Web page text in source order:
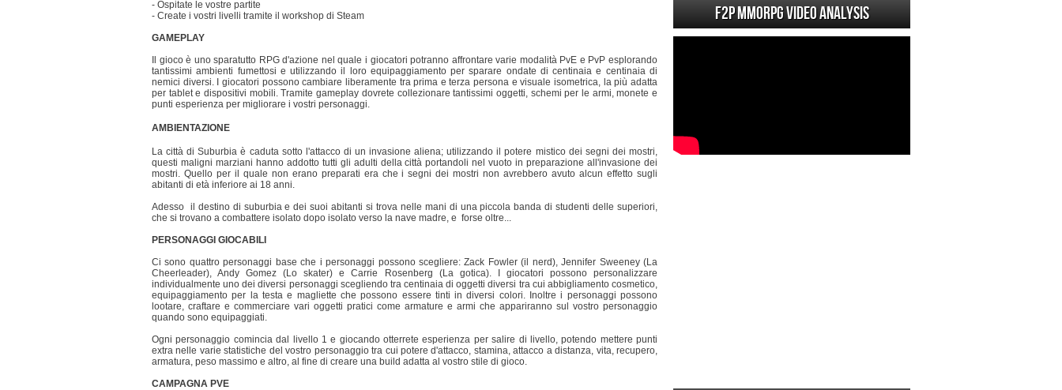
- Ospitate le vostre partite
- Create i vostri livelli tramite il workshop di Steam
GAMEPLAY
Il gioco è uno sparatutto RPG d'azione nel quale i giocatori potranno affrontare varie modalità PvE e PvP esplorando
tantissimi ambienti fumettosi e utilizzando il loro equipaggiamento per sparare ondate di centinaia e centinaia di
nemici diversi. I giocatori possono cambiare liberamente tra prima e terza persona e visuale isometrica, la più adatta
per tablet e dispositivi mobili. Tramite gameplay dovrete collezionare tantissimi oggetti, schemi per le armi, monete e
punti esperienza per migliorare i vostri personaggi.
AMBIENTAZIONE
La città di Suburbia è caduta sotto l'attacco di un invasione aliena; utilizzando il potere mistico dei segni dei mostri,
questi maligni marziani hanno addotto tutti gli adulti della città portandoli nel vuoto in preparazione all'invasione dei
mostri. Quello per il quale non erano preparati era che i segni dei mostri non avrebbero avuto alcun effetto sugli
abitanti di età inferiore ai 18 anni.
Adesso il destino di suburbia e dei suoi abitanti si trova nelle mani di una piccola banda di studenti delle superiori,
che si trovano a combattere isolato dopo isolato verso la nave madre, e forse oltre...
PERSONAGGI GIOCABILI
Ci sono quattro personaggi base che i personaggi possono scegliere: Zack Fowler (il nerd), Jennifer Sweeney (La
Cheerleader), Andy Gomez (Lo skater) e Carrie Rosenberg (La gotica). I giocatori possono personalizzare
individualmente uno dei diversi personaggi scegliendo tra centinaia di oggetti diversi tra cui abbigliamento cosmetico,
equipaggiamento per la testa e magliette che possono essere tinti in diversi colori. Inoltre i personaggi possono
lootare, craftare e commerciare vari oggetti pratici come armature e armi che appariranno sul vostro personaggio
quando sono equipaggiati.
Ogni personaggio comincia dal livello 1 e giocando otterrete esperienza per salire di livello, potendo mettere punti
extra nelle varie statistiche del vostro personaggio tra cui potere d'attacco, stamina, attacco a distanza, vita, recupero,
armatura, peso massimo e altro, al fine di creare una build adatta al vostro stile di gioco.
CAMPAGNA PVE
F2P MMORPG Video analysis